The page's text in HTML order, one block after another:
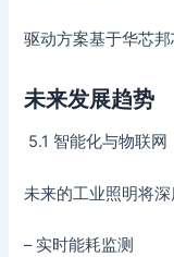
驱动方案基于华芯邦
未来发展趋势
5.1 智能化与物联网
未来的工业照明将
– 实时能耗监测